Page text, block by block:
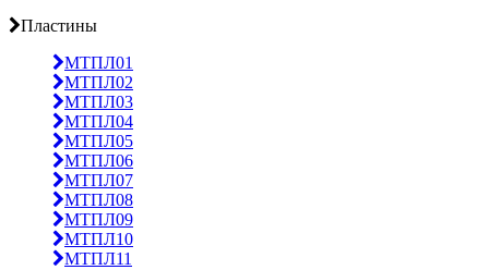
Пластины
МТПЛ01
МТПЛ02
МТПЛ03
МТПЛ04
МТПЛ05
МТПЛ06
МТПЛ07
МТПЛ08
МТПЛ09
МТПЛ10
МТПЛ11